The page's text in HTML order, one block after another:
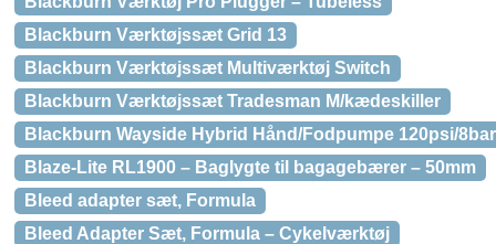
Blackburn Værktøjssæt Grid 13
Blackburn Værktøjssæt Multiværktøj Switch
Blackburn Værktøjssæt Tradesman M/kædeskiller
Blackburn Wayside Hybrid Hånd/Fodpumpe 120psi/8bar
Blaze-Lite RL1900 – Baglygte til bagagebærer – 50mm
Bleed adapter sæt, Formula
Bleed Adapter Sæt, Formula – Cykelværktøj